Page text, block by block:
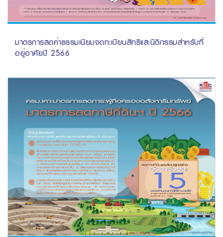
มาตรการลดค่าธรรมเนียมจดทะเบียนสิทธิและนิติกรรมสำหรับที่
อยู่อาศัยปี 2566